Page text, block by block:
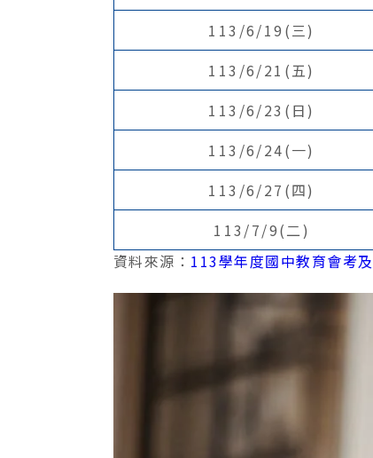
113/6/19(三)
113/6/21(五)
113/6/23(日)
113/6/24(一)
113/6/27(四)
113/7/9(二)
資料來源： 113學年度國中教育會考